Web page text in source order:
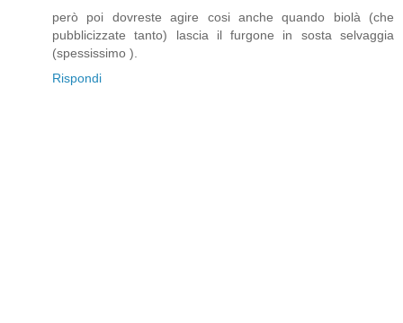
però poi dovreste agire cosi anche quando biolà (che
pubblicizzate tanto) lascia il furgone in sosta selvaggia
(spessissimo ).
Rispondi